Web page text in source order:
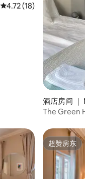
平均评分 4.72 分（满分
4.72 (18)
酒店房间
The Green
超赞房东
超赞房东